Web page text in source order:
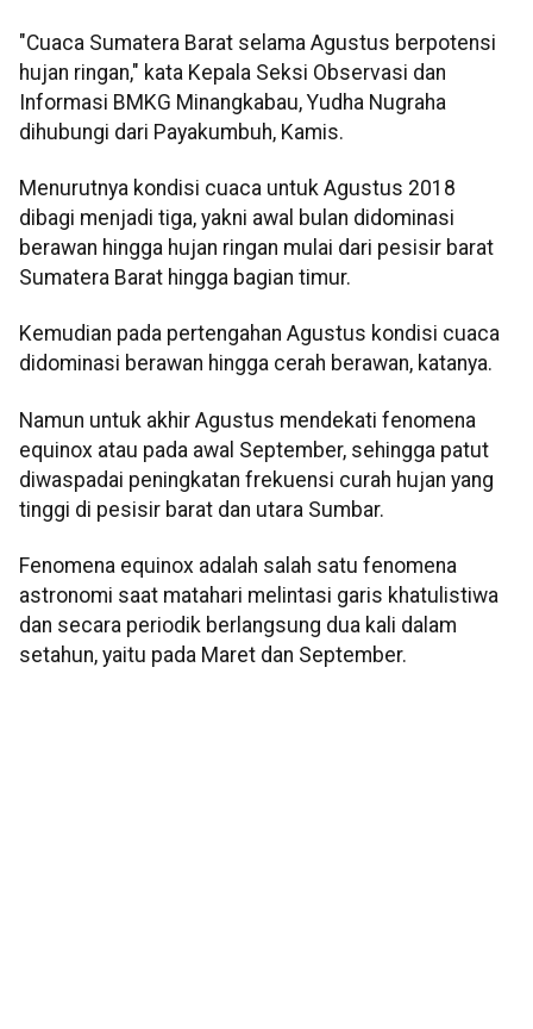
"Cuaca Sumatera Barat selama Agustus berpotensi
hujan ringan," kata Kepala Seksi Observasi dan
Informasi BMKG Minangkabau, Yudha Nugraha
dihubungi dari Payakumbuh, Kamis.
Menurutnya kondisi cuaca untuk Agustus 2018
dibagi menjadi tiga, yakni awal bulan didominasi
berawan hingga hujan ringan mulai dari pesisir barat
Sumatera Barat hingga bagian timur.
Kemudian pada pertengahan Agustus kondisi cuaca
didominasi berawan hingga cerah berawan, katanya.
Namun untuk akhir Agustus mendekati fenomena
equinox atau pada awal September, sehingga patut
diwaspadai peningkatan frekuensi curah hujan yang
tinggi di pesisir barat dan utara Sumbar.
Fenomena equinox adalah salah satu fenomena
astronomi saat matahari melintasi garis khatulistiwa
dan secara periodik berlangsung dua kali dalam
setahun, yaitu pada Maret dan September.